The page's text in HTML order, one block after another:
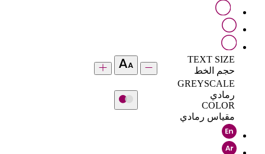
TEXT SIZE
حجم الخط
GREYSCALE
رمادي
COLOR
مقياس رمادي